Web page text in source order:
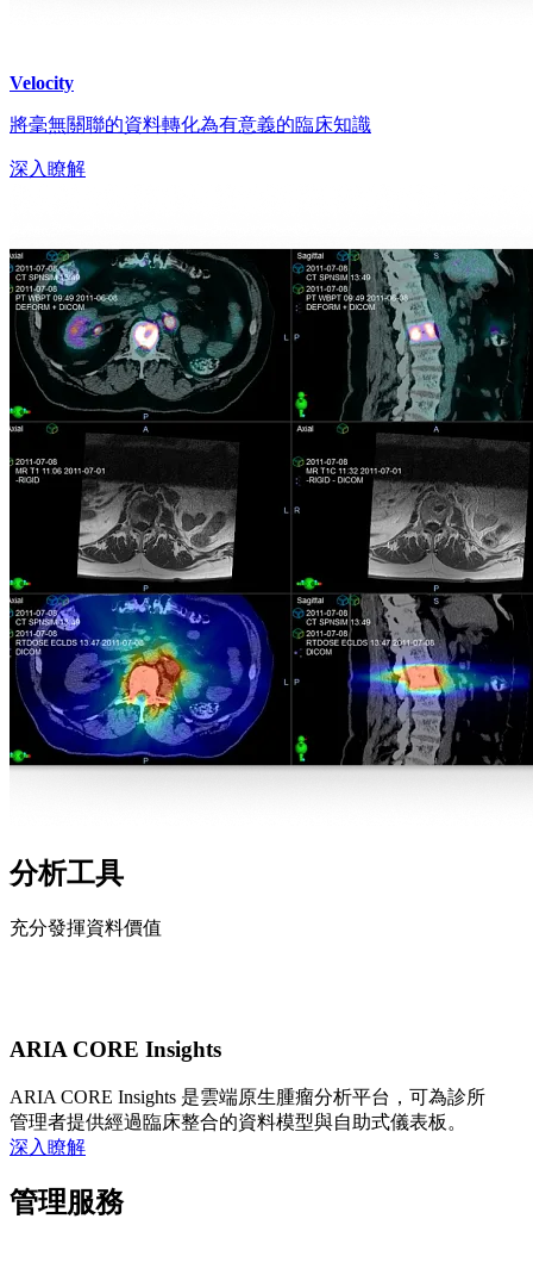
Velocity
將毫無關聯的資料轉化為有意義的臨床知識
深入瞭解
分析工具
充分發揮資料價值
ARIA CORE Insights
ARIA CORE Insights 是雲端原生腫瘤分析平台，可為診所
管理者提供經過臨床整合的資料模型與自助式儀表板。
深入瞭解
管理服務